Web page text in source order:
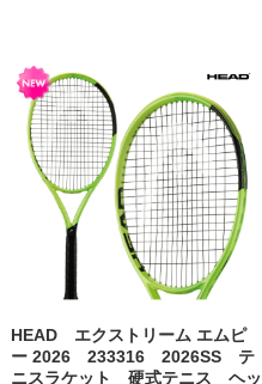
HEAD エクストリーム エムピ
ー 2026 233316 2026SS テ
ニスラケット 硬式テニス ヘッ